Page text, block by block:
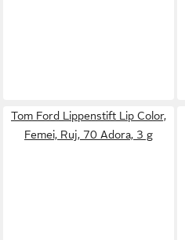
Tom Ford Lippenstift Lip Color,
Femei, Ruj, 70 Adora, 3 g